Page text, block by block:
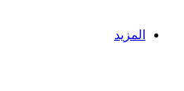
المزيد